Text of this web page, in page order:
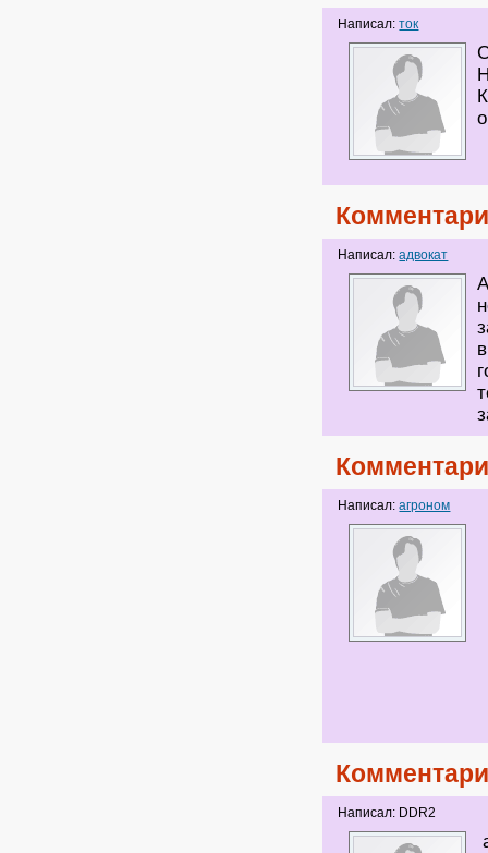
Написал:ток
Написал:адвокат
Написал:агроном
Написал: DDR2